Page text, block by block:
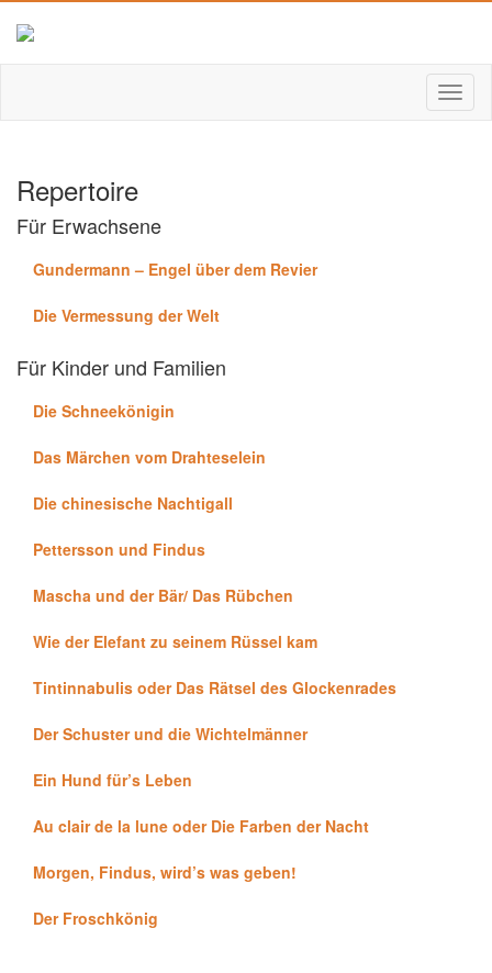
Repertoire
Für Erwachsene
Gundermann – Engel über dem Revier
Die Vermessung der Welt
Für Kinder und Familien
Die Schneekönigin
Das Märchen vom Drahteselein
Die chinesische Nachtigall
Pettersson und Findus
Mascha und der Bär/ Das Rübchen
Wie der Elefant zu seinem Rüssel kam
Tintinnabulis oder Das Rätsel des Glockenrades
Der Schuster und die Wichtelmänner
Ein Hund für’s Leben
Au clair de la lune oder Die Farben der Nacht
Morgen, Findus, wird’s was geben!
Der Froschkönig